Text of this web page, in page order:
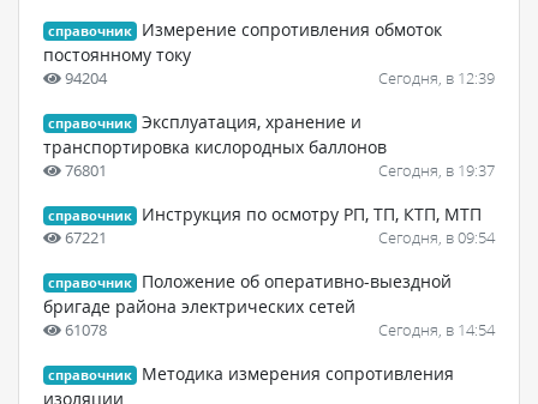
справочник
Измерение сопротивления обмоток
постоянному току
94204 Сегодня, в 12:39
справочник Эксплуатация, хранение и
транспортировка кислородных баллонов
76801 Сегодня, в 19:37
справочник Инструкция по осмотру РП, ТП, КТП, МТП
67221 Сегодня, в 09:54
справочник
Положение об оперативно-выездной
бригаде района электрических сетей
61078 Сегодня, в 14:54
справочник
Методика измерения сопротивления
изоляции